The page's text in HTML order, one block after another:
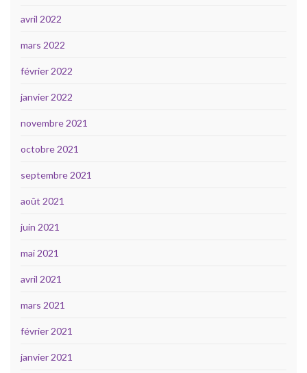
avril 2022
mars 2022
février 2022
janvier 2022
novembre 2021
octobre 2021
septembre 2021
août 2021
juin 2021
mai 2021
avril 2021
mars 2021
février 2021
janvier 2021